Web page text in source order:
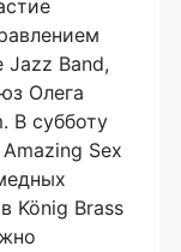
Jazz Band,
Олега
В субботу
Sex
König Brass